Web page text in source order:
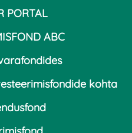
PORTAL
ABC
kohta